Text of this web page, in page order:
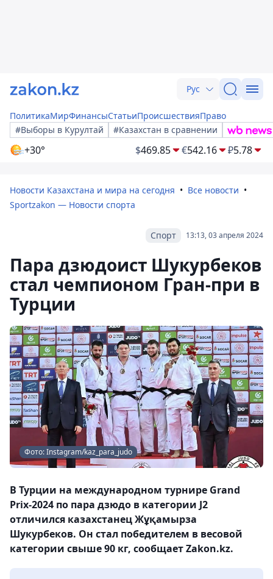
Рус
ПолитикаМирФинансыСтатьиПроисшествияПраво
#Выборы в Курултай
#Казахстан в сравнении
+30° $469.85 €542.16 ₽5.78
Новости Казахстана и мира на сегодня
Все новости
Sportzakon — Новости спорта
13:13, 03 апреля 2024
Спорт
Пара дзюдоист Шукурбеков
стал чемпионом Гран-при в
Турции
Фото: Instagram/kaz_para_judo
В Турции на международном турнире Grand
Prix-2024 по пара дзюдо в категории J2
отличился казахстанец Жұқамырза
Шукурбеков. Он стал победителем в весовой
категории свыше 90 кг, сообщает Zakon.kz.